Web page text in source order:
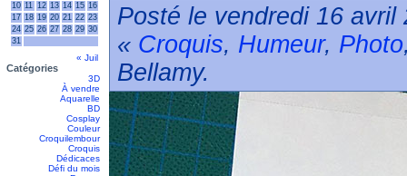
10 11 12 13 14 15 16
17 18 19 20 21 22 23
24 25 26 27 28 29 30
31
« Juil
Catégories
3D
À vendre
Aquarelle
BD
Cosplay
Couleur
Croquilembour
Croquis
Dédicaces
Défi du mois
Posté le vendredi 16
« Croquis, Humeur, Photo
Bellamy.